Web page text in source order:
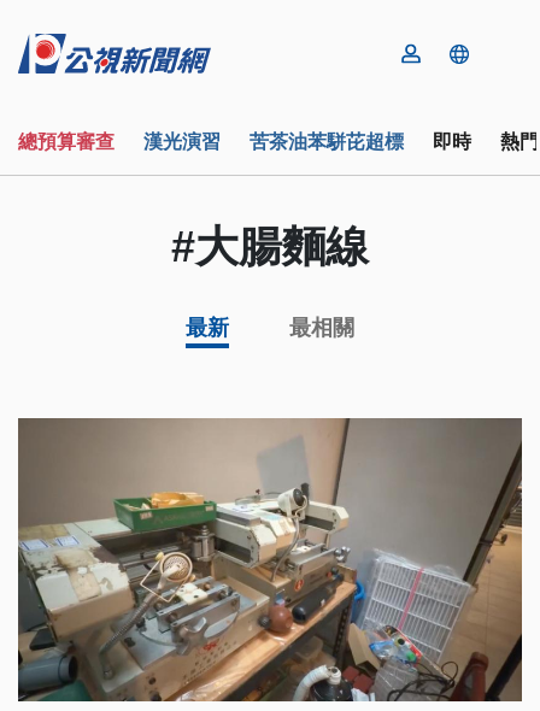
總預算審查 漢光演習 苦茶油苯駢芘超標 即時 熱
#大腸麵線
最新 最相關